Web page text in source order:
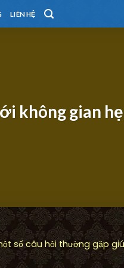
LIÊN HỆ
không gian
số câu hỏi thường gặp